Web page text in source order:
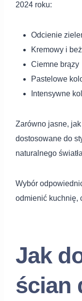
2024 roku:
Odcienie
Kremowy i
Ciemne brązy
Pastelowe
Intensywne
Zarówno jasne,
dostosowane do
naturalnego
Wybór
odmienić kuchnię,
Jak
ścian